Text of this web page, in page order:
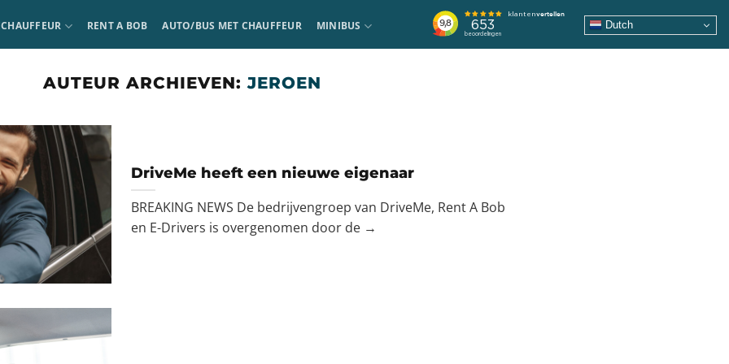
RENT A BOB AUTO/BUS MET CHAUFFEUR MINIBUS Dutch
AUTEUR ARCHIEVEN:JEROEN
DriveMe heeft een nieuwe eigenaar
BREAKING NEWS De bedrijvengroep van DriveMe, Rent A Bob
en E-Drivers is overgenomen door de →